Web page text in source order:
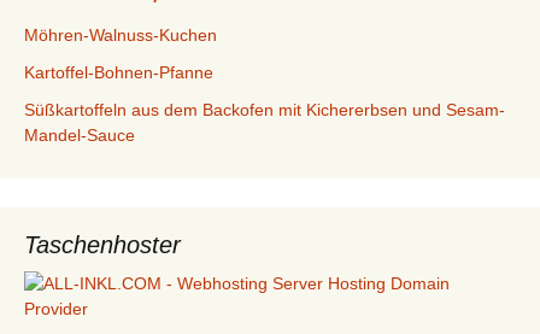
Möhren-Walnuss-Kuchen
Kartoffel-Bohnen-Pfanne
Süßkartoffeln aus dem Backofen mit Kichererbsen und Sesam-
Mandel-Sauce
Taschenhoster